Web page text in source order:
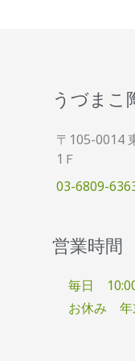
うづまこ
〒105-0014
1Ｆ
03-6809-
営業時間
毎日
お休み 年